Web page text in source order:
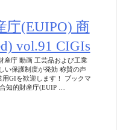
庁(EUIPO) 商
vol.91 CIGIs
庁 動画 工芸品および工業
い保護制度が発効 称賛の声
GIを歓迎します！ ブックマ
知的財産庁(EUIP …